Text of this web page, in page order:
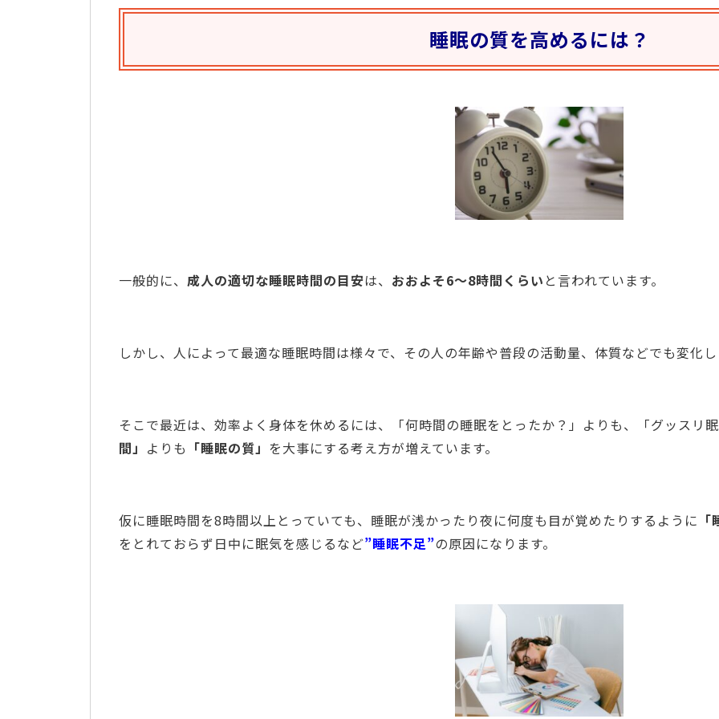
睡眠の質を高めるには？
一般的に、 成人の適切な睡眠時間の目安は、 おおよそ6〜8時間くらい と言われています。
しかし、人によって最適な睡眠時間は様々で、その人の年齢や普段の活動量、体質などでも変化
そこで最近は、効率よく身体を休めるには、「何時間の睡眠をとったか？」よりも、「グッスリ
間」 よりも 「睡眠の質」 を大事にする考え方が増えています。
仮に睡眠時間を8時間以上とっていても、睡眠が浅かったり夜に何度も目が覚めたりするように
をとれておらず日中に眠気を感じるなど”睡眠不足”の原因になります。